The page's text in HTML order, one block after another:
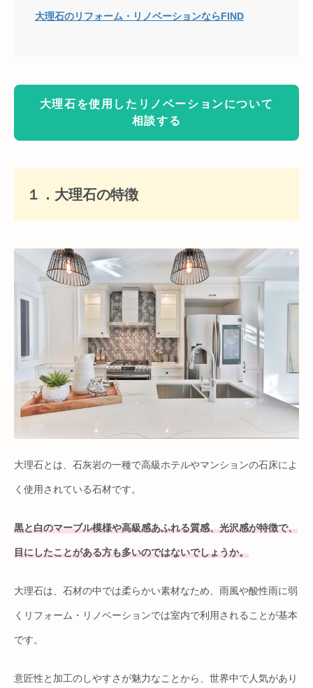
大理石のリフォーム・リノベーションならFIND
大理石を使用したリノベーションについて
相談する
１．大理石の特徴
大理石とは、石灰岩の一種で高級ホテルやマンションの石床によ
く使用されている石材です。
黒と白のマーブル模様や高級感あふれる質感、光沢感が特徴で、
目にしたことがある方も多いのではないでしょうか。
大理石は、石材の中では柔らかい素材なため、雨風や酸性雨に弱
くリフォーム・リノベーションでは室内で利用されることが基本
です。
意匠性と加工のしやすさが魅力なことから、世界中で人気があり